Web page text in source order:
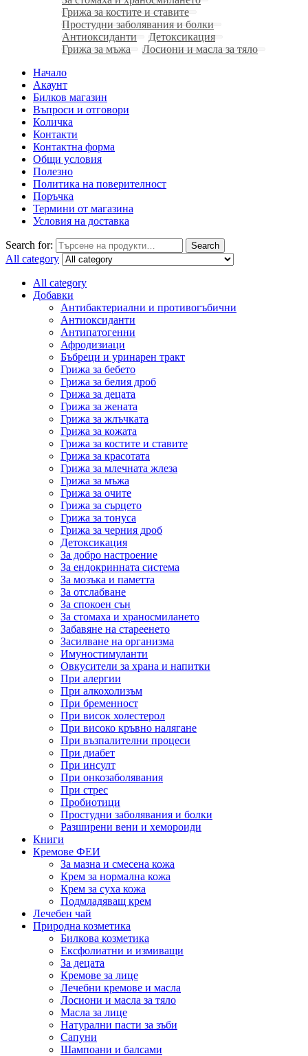
Грижа за костите и ставите
Простудни заболявания и болки
Антиоксиданти
Детоксикация
Грижа за мъжа
Лосиони и масла за тяло
Начало
Акаунт
Билков магазин
Въпроси и отговори
Количка
Контакти
Контактна форма
Общи условия
Полезно
Политика на поверителност
Поръчка
Термини от магазина
Условия на доставка
Search for: Search
All category
All category
Добавки
Антибактериални и противогъбични
Антиоксиданти
Антипатогенни
Афродизиаци
Бъбреци и уринарен тракт
Грижа за бебето
Грижа за белия дроб
Грижа за децата
Грижа за жената
Грижа за жлъчката
Грижа за кожата
Грижа за костите и ставите
Грижа за красотата
Грижа за млечната жлеза
Грижа за мъжа
Грижа за очите
Грижа за сърцето
Грижа за тонуса
Грижа за черния дроб
Детоксикация
За добро настроение
За ендокринната система
За мозъка и паметта
За отслабване
За спокоен сън
За стомаха и храносмилането
Забавяне на стареенето
Засилване на организма
Имуностимуланти
Овкусители за храна и напитки
При алергии
При алкохолизъм
При бременност
При висок холестерол
При високо кръвно налягане
При възпалителни процеси
При диабет
При инсулт
При онкозаболявания
При стрес
Пробиотици
Простудни заболявания и болки
Разширени вени и хемороиди
Книги
Кремове ФЕИ
За мазна и смесена кожа
Крем за нормална кожа
Крем за суха кожа
Подмладяващ крем
Лечебен чай
Природна козметика
Билкова козметика
Ексфолиатни и измиващи
За децата
Кремове за лице
Лечебни кремове и масла
Лосиони и масла за тяло
Масла за лице
Натурални пасти за зъби
Сапуни
Шампоани и балсами